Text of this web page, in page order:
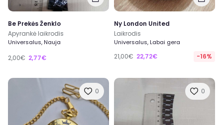
Be Prekės Ženklo
Apyrankė laikrodis
Universalus, Nauja
2,00€ 2,77€
Ny London United
Laikrodis
Universalus, Labai gera
21,00€ 22,72€ -16%
0 0